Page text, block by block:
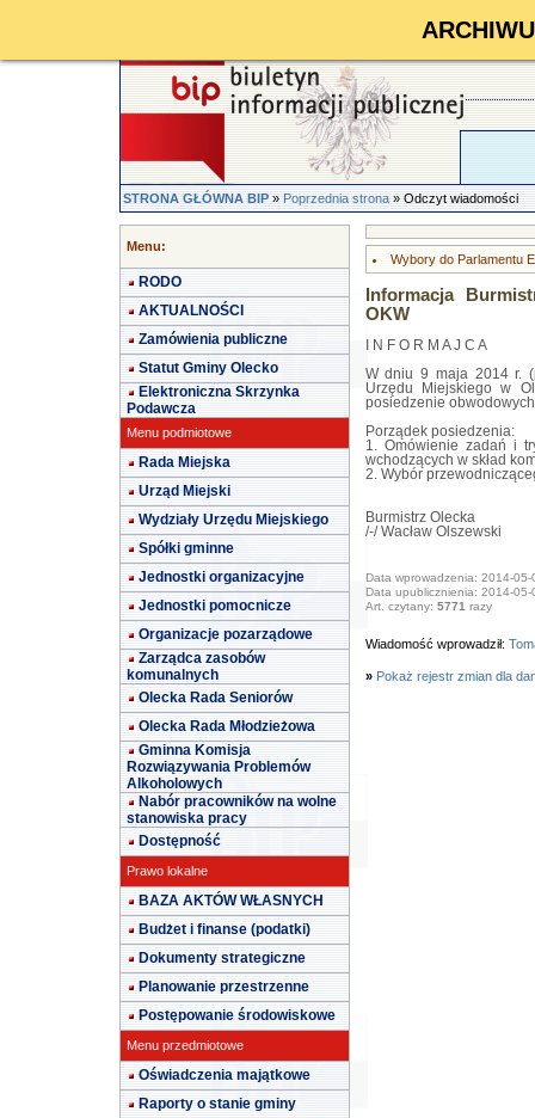
STRONA GŁÓWNA BIP»Poprzednia strona» Odczyt wiadomości
Menu:
RODO
AKTUALNOŚCI
Zamówienia publiczne
Statut Gminy Olecko
Elektroniczna Skrzynka
Podawcza
Menu podmiotowe
Rada Miejska
Urząd Miejski
Wydziały Urzędu Miejskiego
Spółki gminne
Jednostki organizacyjne
Jednostki pomocnicze
Organizacje pozarządowe
Zarządca zasobów
komunalnych
Olecka Rada Seniorów
Olecka Rada Młodzieżowa
Gminna Komisja
Rozwiązywania Problemów
Alkoholowych
Nabór pracowników na wolne
stanowiska pracy
Dostępność
Prawo lokalne
BAZA AKTÓW WŁASNYCH
Budżet i finanse (podatki)
Dokumenty strategiczne
Planowanie przestrzenne
Postępowanie środowiskowe
Menu przedmiotowe
Oświadczenia majątkowe
Raporty o stanie gminy
Wybory do Parlamentu
Informacja
OKW
I N F O R M A J C A
W dniu 9 maja 2014 r.
Urzędu Miejskiego w
posiedzenie
Porządek posiedzenia:
1. Omówienie zadań i
wchodzących w skład
2. Wybór
Burmistrz Olecka
/-/ Wacław Olszewski
Data wprowadzenia: 2014-05-
Data upublicznienia: 2014-05-
Art. czytany: 5771razy
Wiadomość wprowadził:
» Pokaż rejestr zmian dla